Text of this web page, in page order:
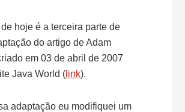
hoje é a terceira parte de
do artigo de Adam
em 03 de abril de 2007
Java World ( link).
adaptação eu modifiquei um